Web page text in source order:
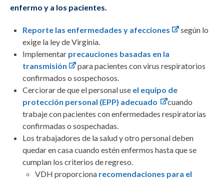
enfermo y a los pacientes.
Reporte las enfermedades y afecciones
según lo
exige la ley de Virginia.
Implementar precauciones basadas en la
transmisión
para pacientes con virus respiratorios
confirmados o sospechosos.
Cerciorar de que el personal use el equipo de
protección personal (EPP) adecuado
cuando
trabaje con pacientes con enfermedades respiratorias
confirmadas o sospechadas.
Los trabajadores de la salud y otro personal deben
quedar en casa cuando estén enfermos hasta que se
cumplan los criterios de regreso.
VDH proporciona recomendaciones para el